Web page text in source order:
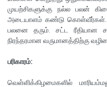
முயற்சிகளுக்கு நல்ல பலன்
அடையாளம் கண்டு
பலனை தரும். சட்ட ரீதியான
நிரந்தரமான வருமானத்திற்கு
பரிகாரம்:
வெள்ளிக்கிழமைகளில்